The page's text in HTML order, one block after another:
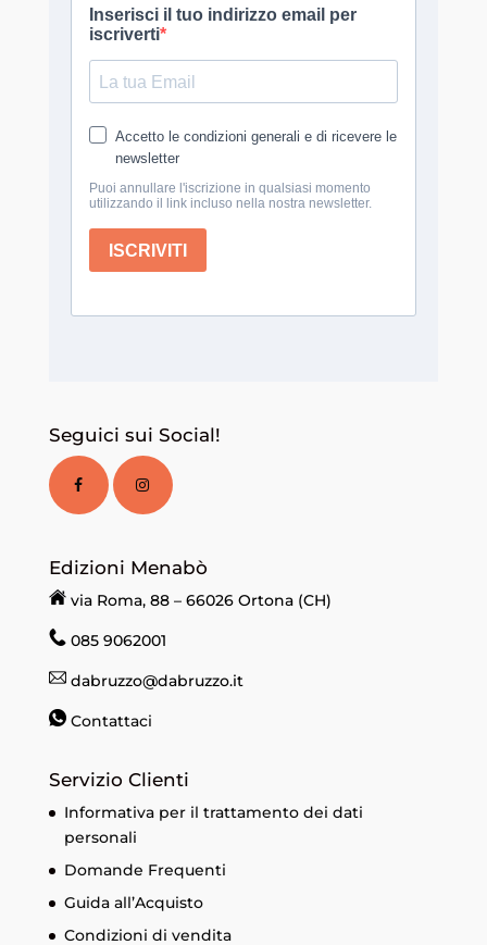
Seguici sui Social!
Edizioni Menabò
via Roma, 88 – 66026 Ortona (CH)
085 9062001
dabruzzo@dabruzzo.it
Contattaci
Servizio Clienti
Informativa per il trattamento dei dati
personali
Domande Frequenti
Guida all’Acquisto
Condizioni di vendita